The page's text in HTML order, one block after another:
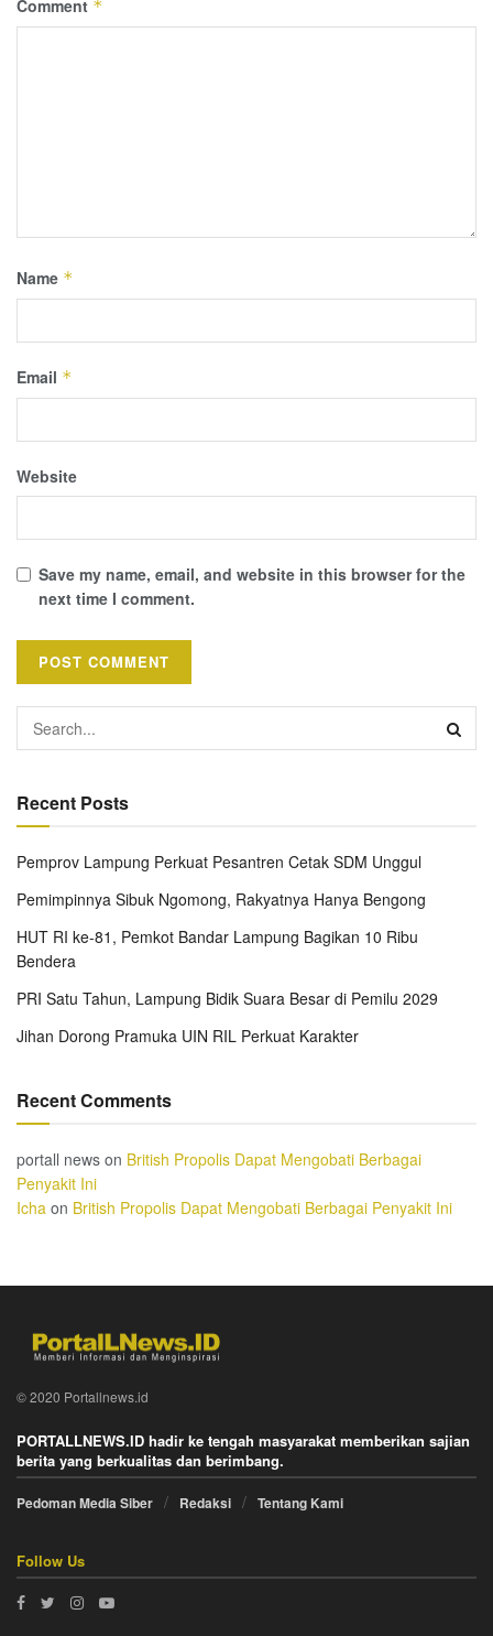
Comment *
Name *
Email *
Website
Save my name, email, and website in this browser for the
next time I comment.
Recent Posts
Pemprov Lampung Perkuat Pesantren Cetak SDM Unggul
Pemimpinnya Sibuk Ngomong, Rakyatnya Hanya Bengong
HUT RI ke-81, Pemkot Bandar Lampung Bagikan 10 Ribu
Bendera
PRI Satu Tahun, Lampung Bidik Suara Besar di Pemilu 2029
Jihan Dorong Pramuka UIN RIL Perkuat Karakter
Recent Comments
portall news on British Propolis Dapat Mengobati Berbagai
Penyakit Ini
Icha on British Propolis Dapat Mengobati Berbagai Penyakit Ini
© 2020 Portallnews.id
PORTALLNEWS.ID hadir ke tengah masyarakat memberikan sajian
berita yang berkualitas dan berimbang.
Pedoman Media Siber Redaksi Tentang Kami
Follow Us